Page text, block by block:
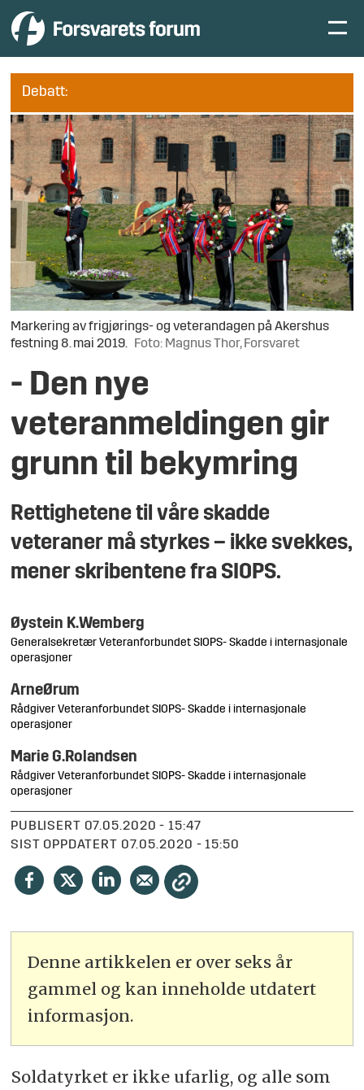
Debatt:
Markering av frigjørings- og veterandagen på Akershus
festning 8. mai 2019.
Foto: Magnus Thor, Forsvaret
- Den nye
veteranmeldingen gir
grunn til bekymring
Rettighetene til våre skadde
veteraner må styrkes – ikke svekkes,
mener skribentene fra SIOPS.
Øystein K.Wemberg
Generalsekretær Veteranforbundet SIOPS- Skadde i internasjonale
operasjoner
ArneØrum
Rådgiver Veteranforbundet SIOPS- Skadde i internasjonale
operasjoner
Marie G. Rolandsen
Rådgiver Veteranforbundet SIOPS- Skadde i internasjonale
operasjoner
PUBLISERT
07.05.2020 - 15:47
SIST OPPDATERT
07.05.2020 - 15:50
Denne artikkelen er over seks år
gammel og kan inneholde utdatert
informasjon.
Soldatyrket er ikke ufarlig, og alle som